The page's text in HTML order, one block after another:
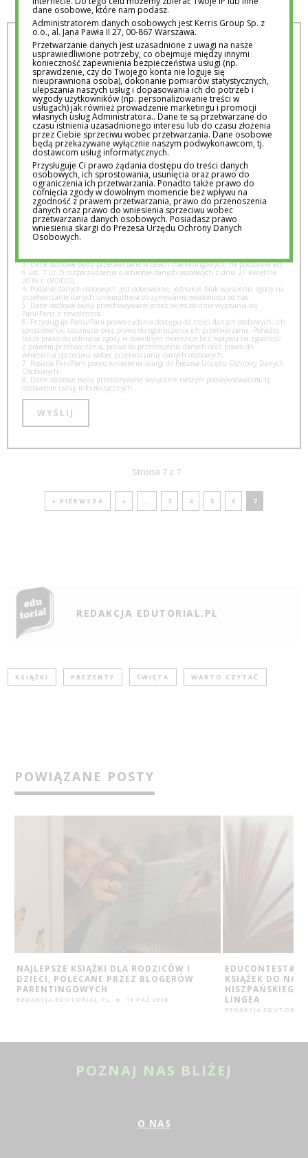
DOŁĄCZ DO NEWSLETTERA
Bądź na bieżąco z najciekawszymi artykułami,
wydarzeniami i ofertami pracy. Dołącz do newslettera i
otrzymaj e-book"Jak to zrobić?"Łukasza Kalicińskiego.
Dzięki tej książce nauczysz się marzyć i zmieniać swoje
plany w konkretne projekty.
Wyrażam zgodę na otrzymywanie informacji handlowych na podany przeze
mnie adres poczty elektronicznej, wysyłanych przez Kerris Group Sp. z o.o.
1. Przetwarzamy wyłącznie Pani/Pana adres imię, nazwisko, numer IP, e-mail.
3. Dane osobowe będą przetwarzane w celach marketingowych, na podstawie art.
6 ust. 1 lit. f) rozporządzenia o ochronie danych osobowych z dnia 27 kwietnia
2016 r. (RODO).
4. Podanie danych osobowych jest dobrowolne, jednakże brak wyrażenia zgody na
przetwarzanie danych uniemożliwia otrzymywanie wiadomości od nas.
5. Dane osobowe będą przechowywane przez okres do dnia wypisania się
Pani/Pana z newslettera.
6. Przysługuje Panu/Pani prawo żądania dostępu do treści danych osobowych, ich
sprostowania, usunięcia oraz prawo do ograniczenia ich przetwarzania. Ponadto
także prawo do cofnięcia zgody w dowolnym momencie bez wpływu na zgodność
z prawem przetwarzania, prawo do przenoszenia danych oraz prawo do
wniesienia sprzeciwu wobec przetwarzania danych osobowych,
7. Posiada Pan/Pani prawo wniesienia skargi do Prezesa Urzędu Ochrony Danych
Osobowych.
8. Dane osobowe będą przekazywane wyłącznie naszym podwykonawcom, tj.
dostawcom usług informatycznych.
Strona 7 z 7
« PIERWSZA « ... 3 4 5 6 7
REDAKCJA EDUTORIAL.PL
KSIĄŻKI PREZENTY ŚWIĘTA WARTO CZYTAĆ
POWIĄZANE POSTY
NAJLEPSZE KSIĄŻKI DLA RODZICÓW I
DZIECI, POLECANE PRZEZ BLOGERÓW
PARENTINGOWYCH
REDAKCJA EDUTORIAL.PL 18 PAŹ 2016
KSIĄŻEK DO
HISZPAŃSKIEGO
LINGEA
REDAKCJA
POZNAJ NAS BLIŻEJ
O NAS
dane osobowe, które nam podasz.
Administratorem danych osobowych jest Kerris Group Sp. z
o.o., al. Jana Pawła II 27, 00-867 Warszawa.
Przetwarzanie danych jest uzasadnione z uwagi na nasze
usprawiedliwione potrzeby, co obejmuje między innymi
konieczność zapewnienia bezpieczeństwa usługi (np.
sprawdzenie, czy do Twojego konta nie loguje się
nieuprawniona osoba), dokonanie pomiarów statystycznych,
ulepszania naszych usług i dopasowania ich do potrzeb i
wygody użytkowników (np. personalizowanie treści w
usługach) jak również prowadzenie marketingu i promocji
własnych usług Administratora.. Dane te są przetwarzane do
czasu istnienia uzasadnionego interesu lub do czasu złożenia
przez Ciebie sprzeciwu wobec przetwarzania. Dane osobowe
będą przekazywane wyłącznie naszym podwykonawcom, tj.
dostawcom usług informatycznych.
Przysługuje Ci prawo żądania dostępu do treści danych
osobowych, ich sprostowania, usunięcia oraz prawo do
ograniczenia ich przetwarzania. Ponadto także prawo do
cofnięcia zgody w dowolnym momencie bez wpływu na
zgodność z prawem przetwarzania, prawo do przenoszenia
danych oraz prawo do wniesienia sprzeciwu wobec
przetwarzania danych osobowych. Posiadasz prawo
wniesienia skargi do Prezesa Urzędu Ochrony Danych
Osobowych.